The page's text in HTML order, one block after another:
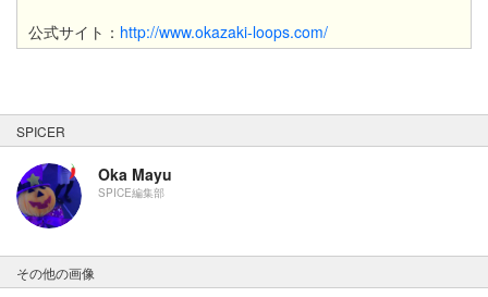
公式サイト： http://www.okazaki-loops.com/
SPICER
Oka Mayu
SPICE編集部
その他の画像